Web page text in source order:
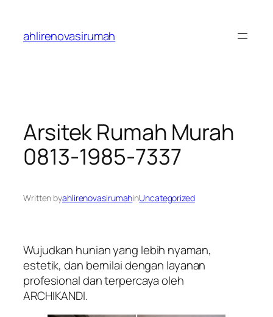
content
ahlirenovasirumah
Arsitek Rumah Murah
0813-1985-7337
Written byahlirenovasirumahinUncategorized
Wujudkan hunian yang lebih nyaman,
estetik, dan bernilai dengan layanan
profesional dan terpercaya oleh
ARCHIKANDI.